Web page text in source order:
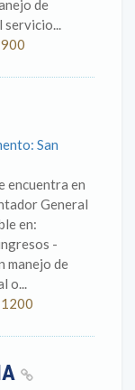
de
servicio...
San
encuentra en
General
en:
-
manejo de
o...